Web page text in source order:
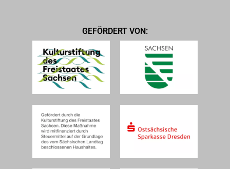
GEFÖRDERT VON: